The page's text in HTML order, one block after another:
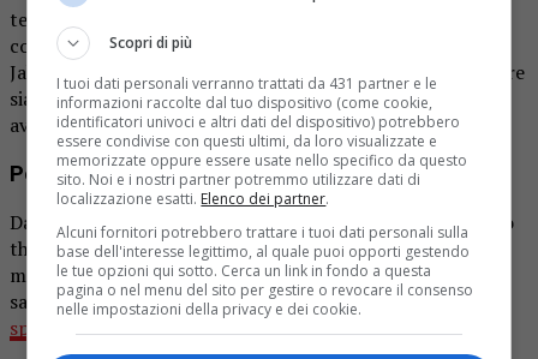
tempo, aprendo nuove possibilità ma anche pericolose
conseguenze. Nel suo viaggio attraverso diverse epoche,
Jake si troverà ad affrontare sfide impreviste e a incontrare
sia volti noti che nuovi personaggi, mentre un misterioso
avversario cerca di riscrivere la storia.
Perché ‘Ritorno al Futuro 4’ non si farà mai?
Da anni si rincorrono speculazioni su un possibile ‘Back to
the Future 4’, ma i creatori del franchise hanno sempre
messo un freno a queste voci. Bob Gale, co-autore della
saga, ha più volte ribadito che non ci sarà alcun sequel,
spiegando a Variety:
Scopri di più
I tuoi dati personali verranno trattati da 431 partner e le
informazioni raccolte dal tuo dispositivo (come cookie,
identificatori univoci e altri dati del dispositivo) potrebbero
essere condivise con questi ultimi, da loro visualizzate e
memorizzate oppure essere usate nello specifico da questo
sito. Noi e i nostri partner potremmo utilizzare dati di
localizzazione esatti. Elenco dei partner.
Alcuni fornitori potrebbero trattare i tuoi dati personali sulla
base dell'interesse legittimo, al quale puoi opporti gestendo
le tue opzioni qui sotto. Cerca un link in fondo a questa
pagina o nel menu del sito per gestire o revocare il consenso
nelle impostazioni della privacy e dei cookie.